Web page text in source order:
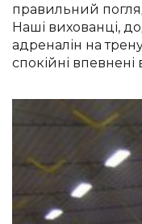
правильний
Наші вихованці,
адреналін на
спокійні впевнені